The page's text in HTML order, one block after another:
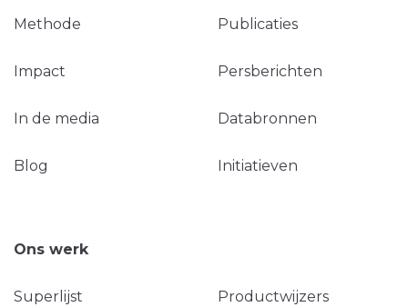
Methode Publicaties
Impact Persberichten
In de media Databronnen
Blog Initiatieven
Ons werk
Superlijst Productwijzers